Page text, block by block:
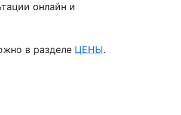
онлайн и
в разделе ЦЕНЫ.